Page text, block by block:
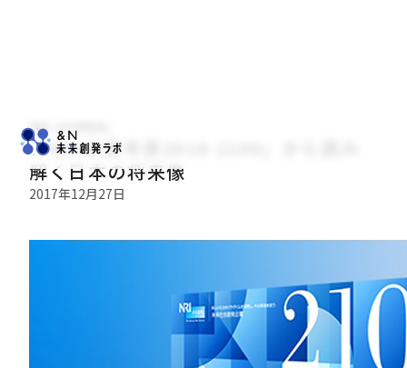
NRI JOURNAL
「NRI未来年表2018-2100」から読み
解く日本の将来像
2017年12月27日